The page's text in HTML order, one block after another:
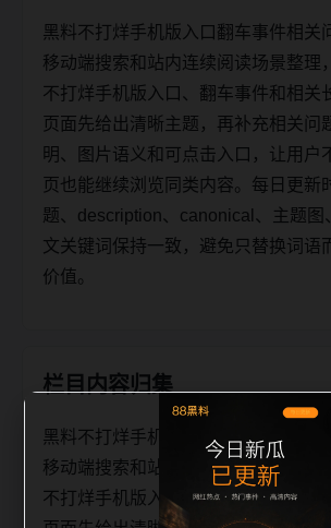
黑料不打烊手机版入口翻车事件相关
移动端搜索和站内连续阅读场景整理
不打烊手机版入口、翻车事件和相关
页面先给出清晰主题，再补充相关问
明、图片语义和可点击入口，让用户
页也能继续浏览同类内容。每日更新
题、description、canonical、主题图
文关键词保持一致，避免只替换词语
价值。
栏目内容归集
黑料不打烊手机版入口翻车事件相关
移动端搜索和站内连续阅读场景整理
不打烊手机版入口、翻车事件和相关